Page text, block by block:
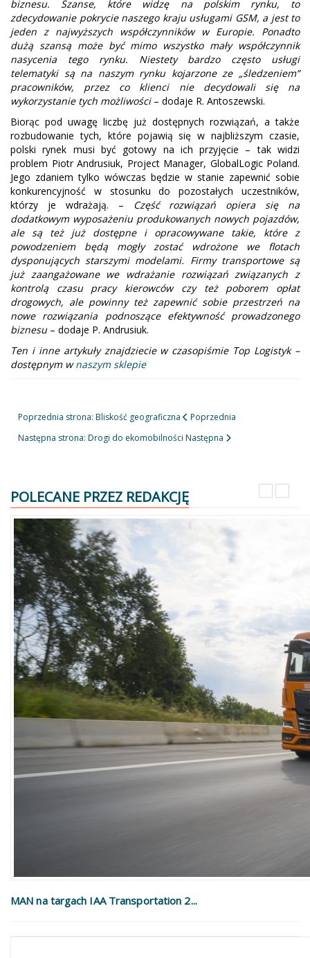
biznesu. Szanse, które widzę na polskim rynku, to
zdecydowanie pokrycie naszego kraju usługami GSM, a jest to
jeden z najwyższych współczynników w Europie. Ponadto
dużą szansą może być mimo wszystko mały współczynnik
nasycenia tego rynku. Niestety bardzo często usługi
telematyki są na naszym rynku kojarzone ze „śledzeniem”
pracowników, przez co klienci nie decydowali się na
wykorzystanie tych możliwości– dodaje R. Antoszewski.
Biorąc pod uwagę liczbę już dostępnych rozwiązań, a także
rozbudowanie tych, które pojawią się w najbliższym czasie,
polski rynek musi być gotowy na ich przyjęcie – tak widzi
problem Piotr Andrusiuk, Project Manager, GlobalLogic Poland.
Jego zdaniem tylko wówczas będzie w stanie zapewnić sobie
konkurencyjność w stosunku do pozostałych uczestników,
którzy je wdrażają. – Część rozwiązań opiera się na
dodatkowym wyposażeniu produkowanych nowych pojazdów,
ale są też już dostępne i opracowywane takie, które z
powodzeniem będą mogły zostać wdrożone we flotach
dysponujących starszymi modelami. Firmy transportowe są
już zaangażowane we wdrażanie rozwiązań związanych z
kontrolą czasu pracy kierowców czy też poborem opłat
drogowych, ale powinny też zapewnić sobie przestrzeń na
nowe rozwiązania podnoszące efektywność prowadzonego
biznesu– dodaje P. Andrusiuk.
Ten i inne artykuły znajdziecie w czasopiśmie Top Logistyk –
dostępnym wnaszym sklepie
Poprzednia strona: Bliskość geograficzna
Poprzednia
Następna strona: Drogi do ekomobilności Następna
POLECANE PRZEZ REDAKCJĘ
MAN na targach IAA Transportation 2...